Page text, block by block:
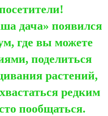
дача» появился
где вы можете
поделиться
растений,
редким
пообщаться.